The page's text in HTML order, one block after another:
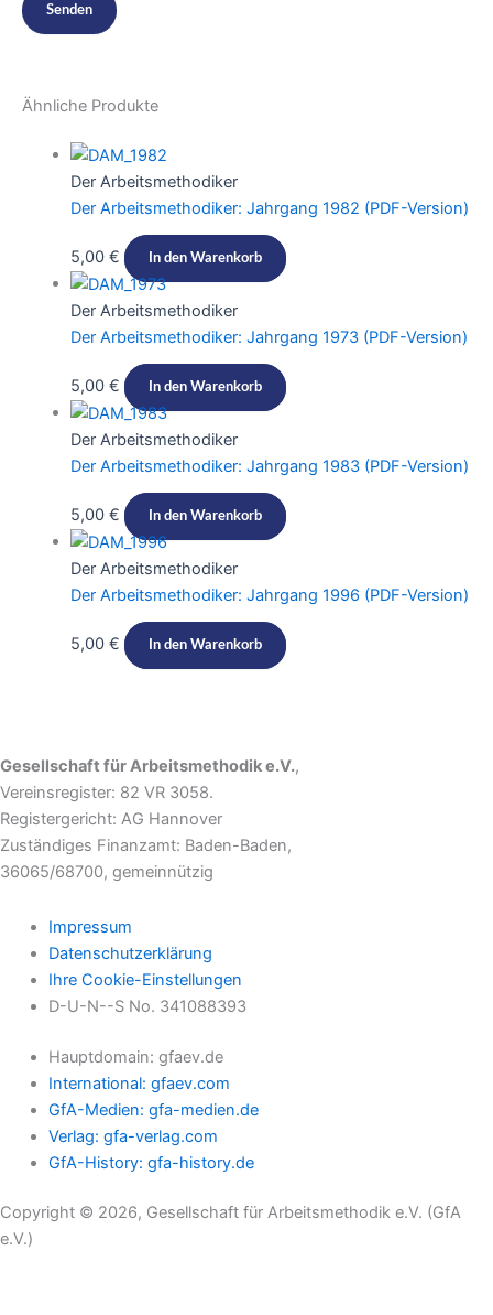
Ähnliche Produkte
Der Arbeitsmethodiker
Der Arbeitsmethodiker: Jahrgang 1982 (PDF-Version)​​
5,00 € In den Warenkorb
Der Arbeitsmethodiker
Der Arbeitsmethodiker: Jahrgang 1973 (PDF-Version)
5,00 € In den Warenkorb
Der Arbeitsmethodiker
Der Arbeitsmethodiker: Jahrgang 1983 (PDF-Version)​​
5,00 € In den Warenkorb
Der Arbeitsmethodiker
Der Arbeitsmethodiker: Jahrgang 1996 (PDF-Version)​​
5,00 € In den Warenkorb
Gesellschaft für Arbeitsmethodik e.V.,
Vereinsregister: 82 VR 3058.
Registergericht: AG Hannover
Zuständiges Finanzamt: Baden-Baden,
36065/68700, gemeinnützig
Impressum
Datenschutzerklärung
Ihre Cookie-Einstellungen
D-U-N--S No. 341088393
Hauptdomain: gfaev.de
International: gfaev.com
GfA-Medien: gfa-medien.de
Verlag: gfa-verlag.com
GfA-History: gfa-history.de
Copyright © 2026, Gesellschaft für Arbeitsmethodik e.V. (GfA
e.V.)